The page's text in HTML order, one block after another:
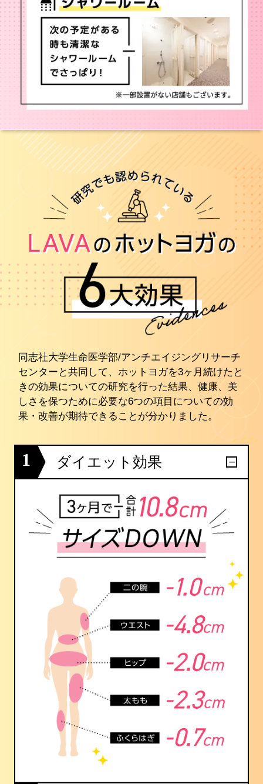
同志社大学生命医学部/アンチエイジングリサーチ
センターと共同して、ホットヨガを3ヶ月続けたと
きの効果についての研究を行った結果、健康、美
しさを保つために必要な6つの項目についての効
果・改善が期待できることが分かりました。
1 ダイエット効果